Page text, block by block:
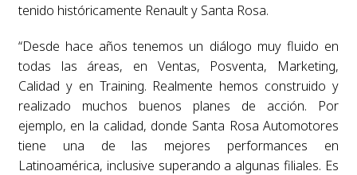
tenido históricamente Renault y Santa Rosa.
“Desde hace años tenemos un diálogo muy fluido en
todas las áreas, en Ventas, Posventa, Marketing,
Calidad y en Training. Realmente hemos construido y
realizado muchos buenos planes de acción. Por
ejemplo, en la calidad, donde Santa Rosa Automotores
tiene una de las mejores performances en
Latinoamérica, inclusive superando a algunas filiales. Es